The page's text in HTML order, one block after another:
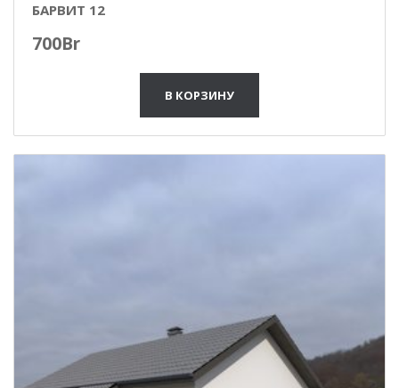
БАРВИТ 12
700Br
В КОРЗИНУ